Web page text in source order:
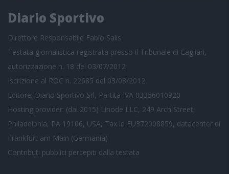
Diario Sportivo
Direttore Responsabile Fabio Salis
Testata giornalistica registrata presso il Tribunale di Cagliari,
autorizzazione n. 18 del 03/07/2012
Iscrizione al ROC n. 22685 del 03/08/2012
Editore: Diario Sportivo Srl, Partita IVA 03356010920
Hosting provider: (dal 2015) Linode LLC, 249 Arch Street,
Philadelphia, PA 19106, USA, Tax id EU372008859, datacenter di
Frankfurt am Main (Germania)
Contributi pubblici percepiti dalla testata